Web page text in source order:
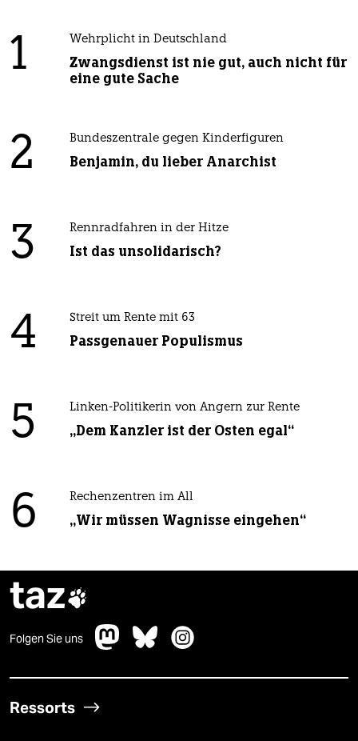
1 Wehrplicht in Deutschland
Zwangsdienst ist nie gut, auch nicht für
eine gute Sache
2 Bundeszentrale gegen Kinderfiguren
Benjamin, du lieber Anarchist
3 Rennradfahren in der Hitze
Ist das unsolidarisch?
4 Streit um Rente mit 63
Passgenauer Populismus
5 Linken-Politikerin von Angern zur Rente
„Dem Kanzler ist der Osten egal“
6 Rechenzentren im All
„Wir müssen Wagnisse eingehen“
taz
Folgen Sie uns
Ressorts